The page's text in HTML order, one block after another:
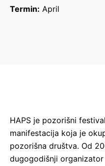
Termin: April
HAPS je pozorišni
manifestacija koja je
pozorišna društva. Od
dugogodišnji